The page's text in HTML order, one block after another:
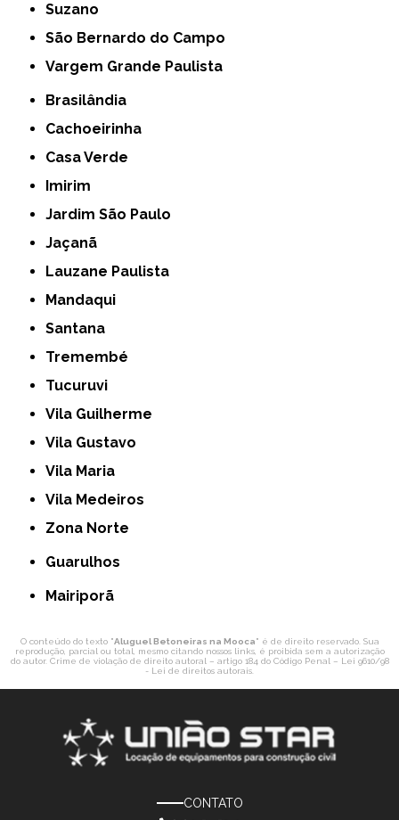
Suzano
São Bernardo do Campo
Vargem Grande Paulista
Brasilândia
Cachoeirinha
Casa Verde
Imirim
Jardim São Paulo
Jaçanã
Lauzane Paulista
Mandaqui
Santana
Tremembé
Tucuruvi
Vila Guilherme
Vila Gustavo
Vila Maria
Vila Medeiros
Zona Norte
Guarulhos
Mairiporã
O conteúdo do texto "Aluguel Betoneiras na Mooca" é de direito reservado. Sua
reprodução, parcial ou total, mesmo citando nossos links, é proibida sem a autorização
do autor. Crime de violação de direito autoral – artigo 184 do Código Penal – Lei 9610/98
- Lei de direitos autorais
CONTATO